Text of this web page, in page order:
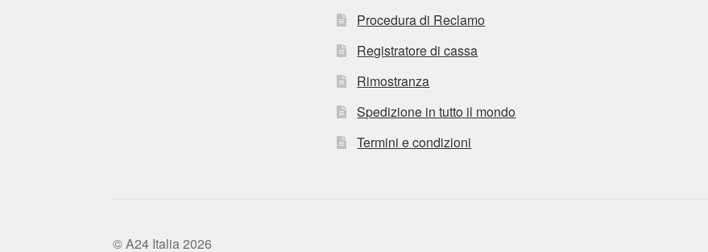
Procedura di Reclamo
Registratore di cassa
Rimostranza
Spedizione in tutto il mondo
Termini e condizioni
© A24 Italia 2026